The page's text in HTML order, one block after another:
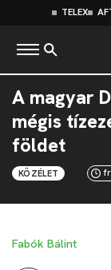
TELEX
A magyar
mégis
földet
KÖZÉLET
Fabók Bálint